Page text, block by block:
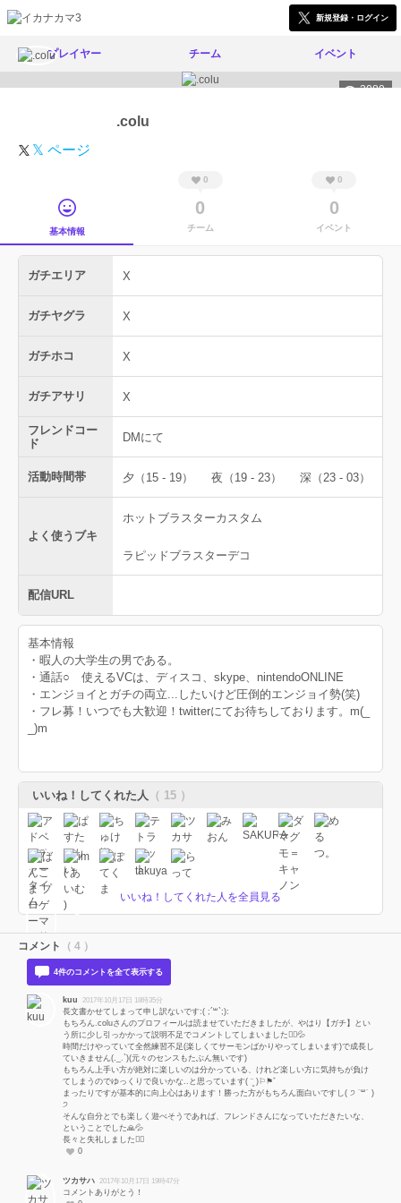
新規登録・ログイン
プレイヤー チーム イベント
2080
.colu
𝕏 ページ
基本情報
0
0
チーム
0
0
イベント
ガチエリア X
ガチヤグラ X
ガチホコ X
ガチアサリ X
フレンドコー
ド
DMにて
活動時間帯 夕（15 - 19） 夜（19 - 23） 深（23 - 03）
よく使うブキ
ホットブラスターカスタム
ラピッドブラスターデコ
配信URL
基本情報
・暇人の大学生の男である。
・通話○ 使えるVCは、ディスコ、skype、nintendoONLINE
・エンジョイとガチの両立...したいけど圧倒的エンジョイ勢(笑)
・フレ募！いつでも大歓迎！twitterにてお待ちしております。m(_
_)m
いいね！してくれた人 （ 15 ）
いいね！してくれた人を全員見る
コメント （ 4 ）
4件のコメントを全て表示する
kuu 2017年10月17日 18時35分
長文書かせてしまって申し訳ないです:( ;´꒳`;):
もちろん.coluさんのプロフィールは読ませていただきましたが、やはり【ガチ】とい
う所に少し引っかかって説明不足でコメントしてしまいました🙇‍♀️💦
時間だけやっていて全然練習不足(楽しくてサーモンばかりやってしまいます)で成長し
ていきません(._.`)(元々のセンスもたぶん無いです)
もちろん上手い方が絶対に楽しいのは分かっている、けれど楽しい方に気持ちが負け
てしまうのでゆっくりで良いかな..と思っています( ¨̮ )⚐⚑ﾞ
まったりですが基本的に向上心はあります！勝った方がもちろん面白いですし( ੭ ˙꒳​˙ )
੭
そんな自分とでも楽しく遊べそうであれば、フレンドさんになっていただきたいな、
ということでした🙏💦
長々と失礼しました🙇‍♀️
0
ツカサハ 2017年10月17日 19時47分
コメントありがとう！